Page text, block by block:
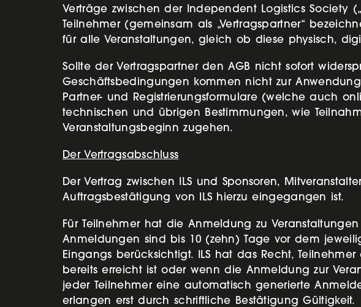
Verträge zwischen der Independent Logistics Society
Teilnehmer (gemeinsam als „Vertragspartner“
für alle Veranstaltungen, gleich ob diese physisch,
Sollte der Vertragspartner den AGB nicht sofort
Geschäftsbedingungen kommen nicht zur
Partner- und Registrierungsformulare (welche auch
technischen und übrigen Bestimmungen, wie
Veranstaltungsbeginn zugehen.
Der Vertragsabschluss
Der Vertrag zwischen ILS und Sponsoren,
Auftragsbestätigung von ILS hierzu eingegangen ist.
Für Teilnehmer hat die Anmeldung zu
Anmeldungen sind bis 10 (zehn) Tage vor dem
Eingangs berücksichtigt. ILS hat das Recht,
bereits erreicht ist oder wenn die Anmeldung zur
jeder Teilnehmer eine automatisch generierte
erlangen erst durch schriftliche Bestätigung Gültigkeit.